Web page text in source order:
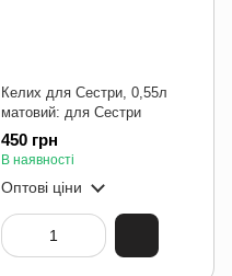
Келих для Сестри, 0,55л
матовий: для Сестри
450 грн
В наявності
Оптові ціни